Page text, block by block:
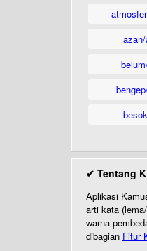
✔ Tentang
Aplikasi
arti kata
warna
dibagian Fitur